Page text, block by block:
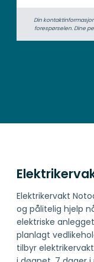
Din
forespørselen. Dine
Elektrikervakt
og pålitelig hjelp
elektriske
planlagt
tilbyr